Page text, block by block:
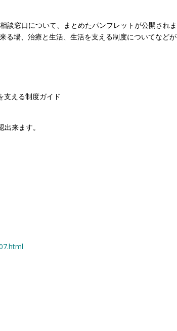
談窓口について、まとめたパンフレットが公開されま
る場、治療と生活、生活を支える制度についてなどが
える制度ガイド
来ます。